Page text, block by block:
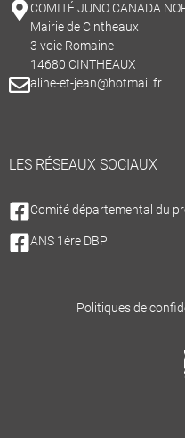
COMITÉ JUNO CANADA
Mairie de Cintheaux
3 voie Romaine
14680 CINTHEAUX
aline-et-jean@hotmail.fr
LES RÉSEAUX SOCIAUX
Comité départemental du
ANS 1ère DBP
Politiques de